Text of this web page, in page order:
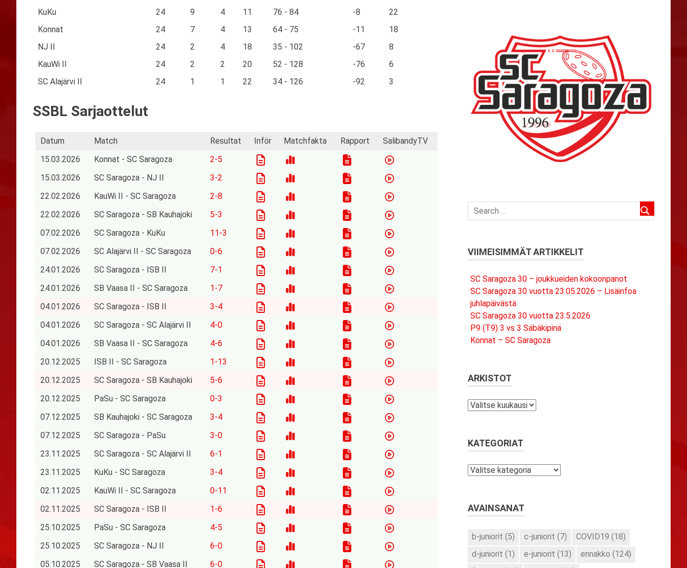
KuKu
24 9 4 11 76 - 84 -8
22
Konnat
24 7 4 13 64 - 75 -11
18
NJ II
24 2 4 18 35 - 102 -67
8
KauWi II
24 2 2 20 52 - 128 -76
6
SC Alajärvi II
24 1 1 22 34 - 126 -92 3
SSBL Sarjaottelut
Datum Match Resultat Inför Matchfakta Rapport
SalibandyTV
15.03.2026
Konnat - SC Saragoza
2-5
15.03.2026
SC Saragoza - NJ II
3-2
22.02.2026
KauWi II - SC Saragoza
2-8
22.02.2026
SC Saragoza - SB Kauhajoki
5-3
07.02.2026
SC Saragoza - KuKu
11-3
07.02.2026
SC Alajärvi II - SC Saragoza
0-6
24.01.2026
SC Saragoza - ISB II
7-1
24.01.2026
SB Vaasa II - SC Saragoza
1-7
04.01.2026
SC Saragoza - ISB II
3-4
04.01.2026
SC Saragoza - SC Alajärvi II
4-0
04.01.2026
SB Vaasa II - SC Saragoza
4-6
20.12.2025
ISB II - SC Saragoza
1-13
20.12.2025
SC Saragoza - SB Kauhajoki
5-6
20.12.2025
PaSu - SC Saragoza
0-3
07.12.2025
SB Kauhajoki - SC Saragoza
3-4
07.12.2025
SC Saragoza - PaSu
3-0
23.11.2025
SC Saragoza - SC Alajärvi II
6-1
23.11.2025
KuKu - SC Saragoza
3-4
02.11.2025
KauWi II - SC Saragoza
0-11
02.11.2025
SC Saragoza - ISB II
1-6
25.10.2025
PaSu - SC Saragoza
4-5
25.10.2025
SC Saragoza - NJ II
6-0
05.10.2025
SC Saragoza - SB Vaasa II 6-0
VIIMEISIMMÄT ARTIKKELIT
SC Saragoza 30 – joukkueiden kokoonpanot
SC Saragoza 30 vuotta 23.05.2026 – Lisäinfoa
juhlapäivästä
SC Saragoza 30 vuotta 23.5.2026
P9 (T9) 3 vs 3 Säbäkipinä
Konnat – SC Saragoza
ARKISTOT
Arkistot
KATEGORIAT
Kategoriat
AVAINSANAT
b-juniorit (5) c-juniorit (7) COVID19 (18)
d-juniorit (1) e-juniorit (13) ennakko (124)